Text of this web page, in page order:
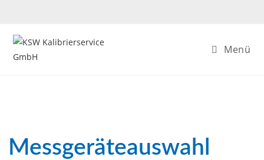
springen
Menü
Messgeräteauswahl